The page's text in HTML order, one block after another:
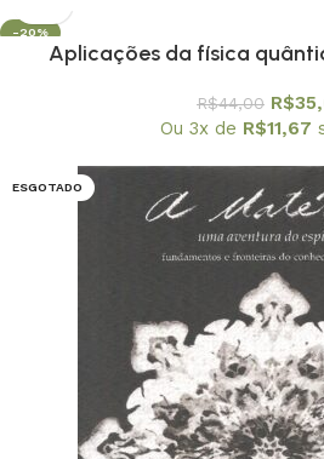
-20%
Aplicações da física
SBF
R$44,00 R$
Ou 3x de R$11,67
ESGOTADO